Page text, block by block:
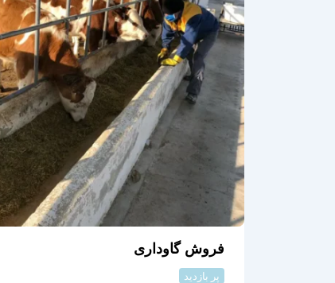
فروش گاوداری
پر بازدید